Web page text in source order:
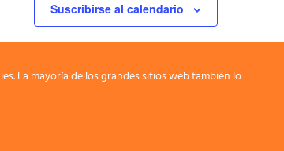
Suscribirse al calendario
La mayoría de los grandes sitios web también lo